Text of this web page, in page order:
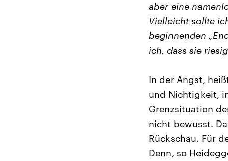
aber eine
Vielleicht sollte
beginnenden
ich, dass sie
In der Angst,
und Nichtigkeit,
Grenzsituation
nicht bewusst.
Rückschau. Für
Denn, so